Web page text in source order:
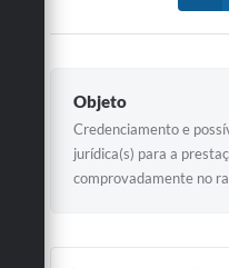
Objeto
Credenciamento e
jurídica(s) para a
comprovadamente no